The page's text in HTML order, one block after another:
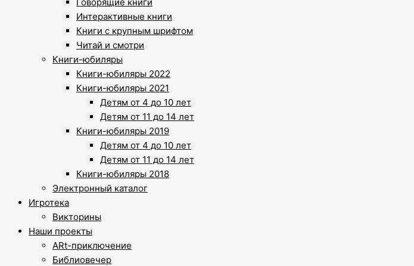
Интерактивные книги
Книги с крупным шрифтом
Читай и смотри
Книги-юбиляры
Книги-юбиляры 2022
Книги-юбиляры 2021
Детям от 4 до 10 лет
Детям от 11 до 14 лет
Книги-юбиляры 2019
Детям от 4 до 10 лет
Детям от 11 до 14 лет
Книги-юбиляры 2018
Электронный каталог
Игротека
Викторины
Наши проекты
ARt-приключение
Библиовечер